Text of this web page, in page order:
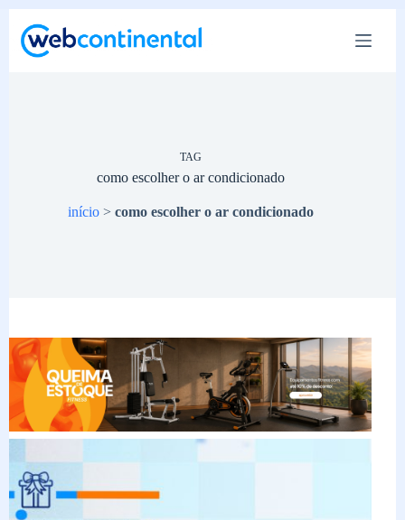
para
TAG
como escolher o ar condicionado
início> como escolher o ar condicionado